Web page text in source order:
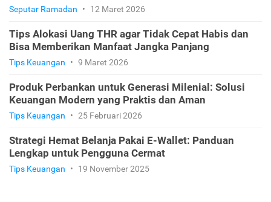
Seputar Ramadan • 12 Maret 2026
Tips Alokasi Uang THR agar Tidak Cepat Habis dan
Bisa Memberikan Manfaat Jangka Panjang
Tips Keuangan • 9 Maret 2026
Produk Perbankan untuk Generasi Milenial: Solusi
Keuangan Modern yang Praktis dan Aman
Tips Keuangan • 25 Februari 2026
Strategi Hemat Belanja Pakai E-Wallet: Panduan
Lengkap untuk Pengguna Cermat
Tips Keuangan • 19 November 2025